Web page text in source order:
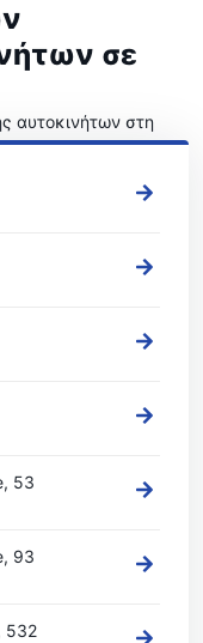
σε
αυτοκινήτων στη
53
93
532